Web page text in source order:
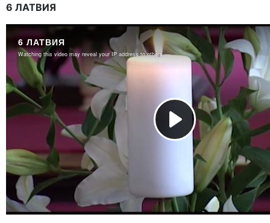
6 ЛАТВИЯ